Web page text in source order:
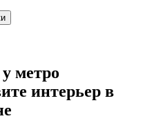
метро
интерьер в